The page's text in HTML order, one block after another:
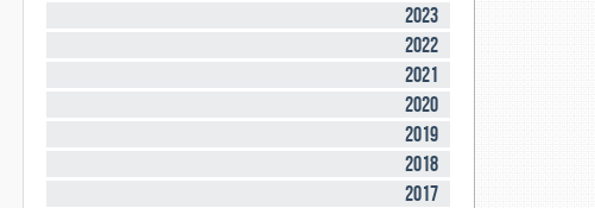
2023
2022
2021
2020
2019
2018
2017